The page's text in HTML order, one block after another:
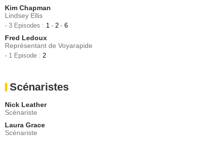
Kim Chapman
Lindsey Ellis
- 3 Episodes : 1 - 2 - 6
Fred Ledoux
Représentant de Voyarapide
- 1 Episode : 2
Scénaristes
Nick Leather
Scénariste
Laura Grace
Scénariste